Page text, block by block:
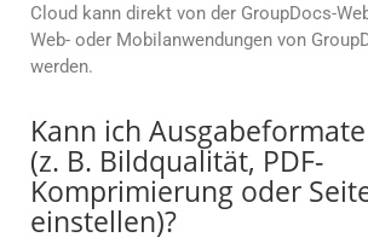
Cloud kann direkt von der GroupDocs-
Web- oder Mobilanwendungen von
werden.
Kann ich
(z. B. Bildqualität, PDF-
Komprimierung oder
einstellen)?